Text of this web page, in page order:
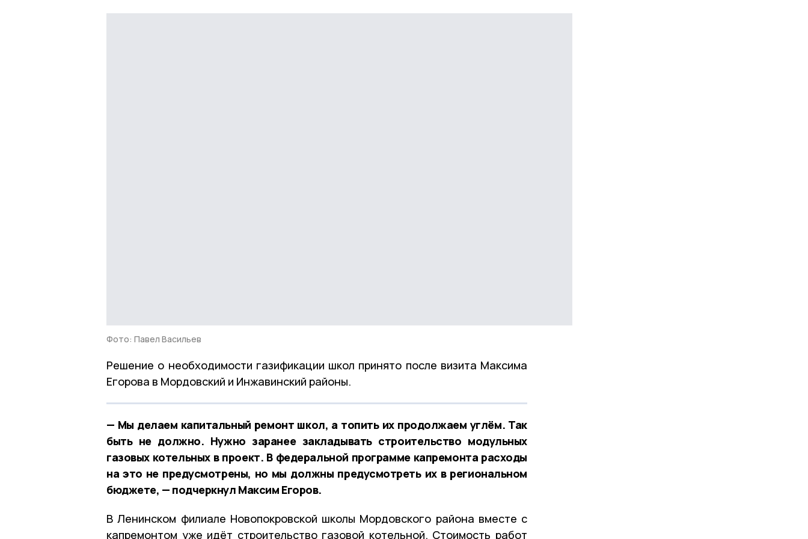
Фото: Павел Васильев
Решение о необходимости газификации школ принято после визита Максима
Егорова в Мордовский и Инжавинский районы.
— Мы делаем капитальный ремонт школ, а топить их продолжаем углём. Так
быть не должно. Нужно заранее закладывать строительство модульных
газовых котельных в проект. В федеральной программе капремонта расходы
на это не предусмотрены, но мы должны предусмотреть их в региональном
бюджете, — подчеркнул Максим Егоров.
В Ленинском филиале Новопокровской школы Мордовского района вместе с
капремонтом уже идёт строительство газовой котельной. Стоимость работ